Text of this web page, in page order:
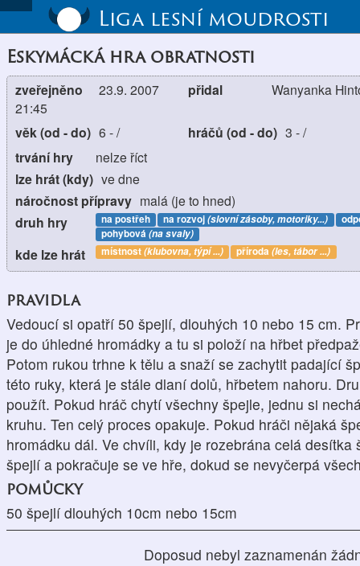
Liga lesní moudrosti
Eskymácká hra obratnosti
zveřejněno
23.9. 2007
21:45
přidal Wanyanka
věk (od - do) 6 -/ hráčů (od - do) 3 -/
trvání hry nelze říct
lze hrát (kdy) ve dne
náročnost přípravy malá (je to hned)
druh hry na postřeh na rozvoj(slovní zásoby, motoriky...)
pohybová(na svaly)
kde lze hrát místnost(klubovna, týpí ...) příroda(les, tábor ...)
pravidla
Vedoucí si opatří 50 špejlí, dlouhých 10 nebo 15 cm.
je do úhledné hromádky a tu si položí na hřbet
Potom rukou trhne k tělu a snaží se zachytit padající
této ruky, která je stále dlaní dolů, hřbetem nahoru.
použít. Pokud hráč chytí všechny špejle, jednu si
kruhu. Ten celý proces opakuje. Pokud hráči nějaká
hromádku dál. Ve chvíli, kdy je rozebrána celá
špejlí a pokračuje se ve hře, dokud se nevyčerpá
pomůcky
50 špejlí dlouhých 10cm nebo 15cm
Doposud nebyl zaznamenán